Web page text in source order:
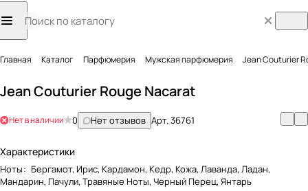
Главная Каталог Парфюмерия Мужская парфюмерия Jean Couturier
Jean Couturier Rouge Nacarat
Нет в наличии 0 Нет отзывов Арт.36761
Характеристики
Ноты: Бергамот, Ирис, Кардамон, Кедр, Кожа, Лаванда, Ладан,
Мандарин, Пачули, Травяные Ноты, Черный Перец, Янтарь